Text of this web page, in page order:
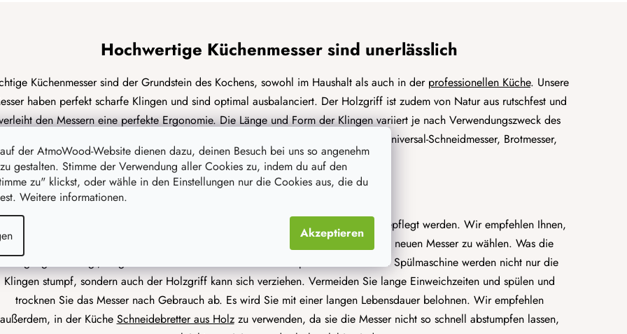
der AtmoWood-Website dienen dazu, deinen Besuch bei uns so angenehm
gestalten. Stimme der Verwendung aller Cookies zu, indem du auf den
zu" klickst, oder wähle in den Einstellungen nur die Cookies aus, die du
Weitere informationen.
Akzeptieren
e
e
l
e
m
n
t
e
i
s
e
Hochwertige Küchenmesser sind unerlässlich
Küchenmesser sind der Grundstein des Kochens, sowohl im Haushalt als auch in der professionellen Küche. Unsere
haben perfekt scharfe Klingen und sind optimal ausbalanciert. Der Holzgriff ist zudem von Natur aus rutschfest und
den Messern eine perfekte Ergonomie. Die Länge und Form der Klingen variiert je nach Verwendungszweck des
Messers. Sie können zwischen folgenden Typen wählen: Schälmesser, klassisches Universal-Schneidmesser, Brotmesser,
Ausbeinmesser oder Steakmesser.
Pflege von Küchenmessern
Die Klingen sind leicht zu reinigen und können durch regelmäßiges Nachschärfen gepflegt werden. Wir empfehlen Ihnen,
auch einen passenden Ständer, eine Magnetplatte oder einen
Messerblock
für Ihre neuen Messer zu wählen. Was die
Reinigung anbelangt, so gehören Messer definitiv nicht in die Spülmaschine. In der Spülmaschine werden nicht nur die
Klingen stumpf, sondern auch der Holzgriff kann sich verziehen. Vermeiden Sie lange Einweichzeiten und spülen und
trocknen Sie das Messer nach Gebrauch ab. Es wird Sie mit einer langen Lebensdauer belohnen. Wir empfehlen
außerdem, in der Küche Schneidebretter aus Holzzu verwenden, da sie die Messer nicht so schnell abstumpfen lassen,